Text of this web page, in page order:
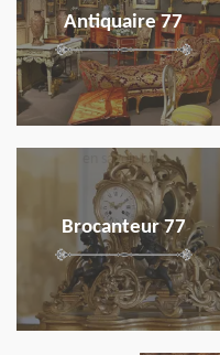
Antiquaire 77
Brocanteur 77
en savoir plus